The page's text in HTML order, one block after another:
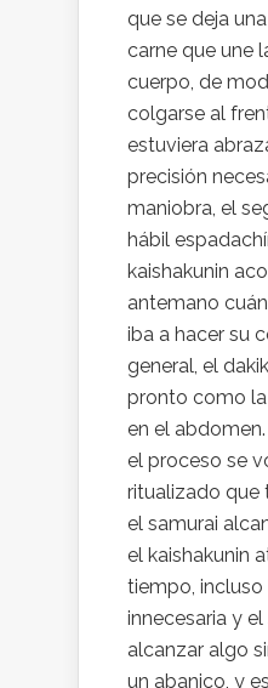
que se deja
carne que une
cuerpo, de
colgarse al
estuviera
precisión
maniobra, el
hábil
kaishakunin
antemano
iba a hacer su
general, el
pronto como
en el
el proceso se
ritualizado
el samurai
el kaishakunin
tiempo,
innecesaria y
alcanzar algo
un abanico, y